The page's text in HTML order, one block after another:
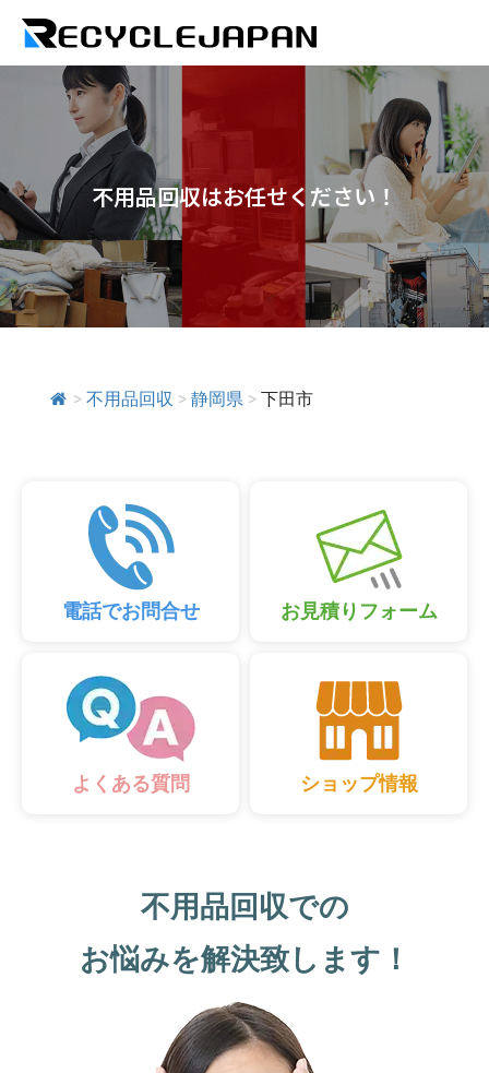
不用品回収はお任せください！
> 不用品回収 > 静岡県 > 下田市
電話でお問合せ お見積りフォーム
よくある質問 ショップ情報
不用品回収での
お悩みを解決致します！